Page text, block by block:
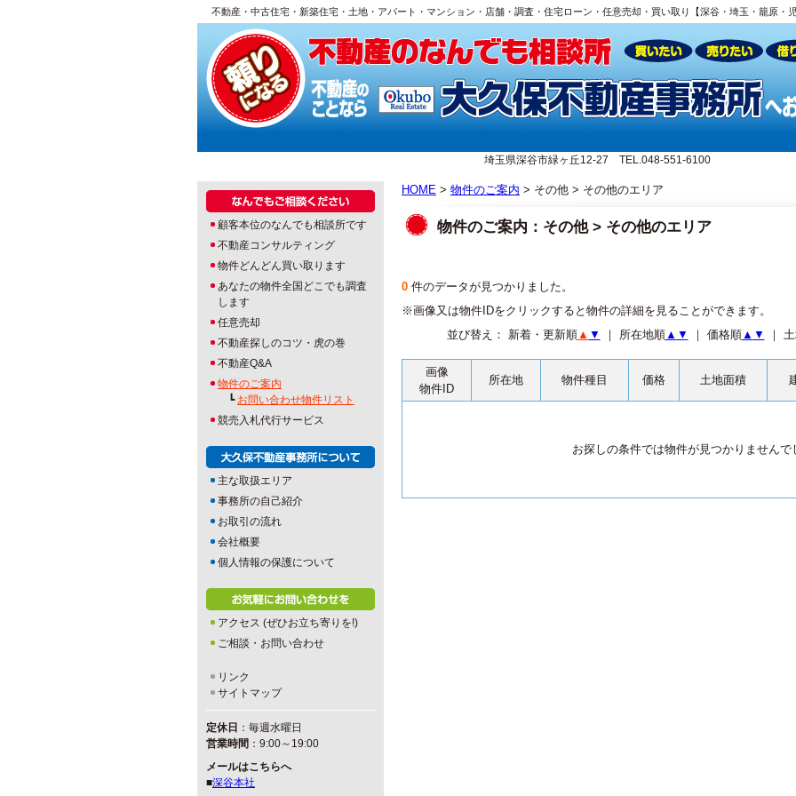
不動産・中古住宅・新築住宅・土地・アパート・マンション・店舗・調査・住宅ローン・任意売却・買い取り【深谷・埼玉・籠原・
埼玉県深谷市緑ヶ丘12-27 TEL.048-551-6100
HOME > 物件のご案内 > その他 > その他のエリア
物件のご案内：その他 > その他のエリア
0 件のデータが見つかりました。
※画像又は物件IDをクリックすると物件の詳細を見ることができます。
並び替え： 新着・更新順▲ ▼ ｜ 所在地順▲ ▼ ｜ 価格順▲ ▼ ｜
画像
物件ID
所在地 物件種目 価格 土地面積
お探しの条件では物件が見つかりませんで
顧客本位のなんでも相談所です
不動産コンサルティング
物件どんどん買い取ります
あなたの物件全国どこでも調査
します
任意売却
不動産探しのコツ・虎の巻
不動産Q&A
物件のご案内
┗ お問い合わせ物件リスト
競売入札代行サービス
主な取扱エリア
事務所の自己紹介
お取引の流れ
会社概要
個人情報の保護について
アクセス (ぜひお立ち寄りを!)
ご相談・お問い合わせ
リンク
サイトマップ
定休日 ：毎週水曜日
営業時間 ：9:00～19:00
メールはこちらへ
■深谷本社